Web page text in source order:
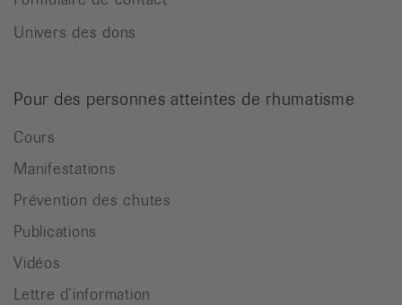
Univers des dons
Pour des personnes atteintes de rhumatisme
Cours
Manifestations
Prévention des chutes
Publications
Vidéos
Lettre d’information